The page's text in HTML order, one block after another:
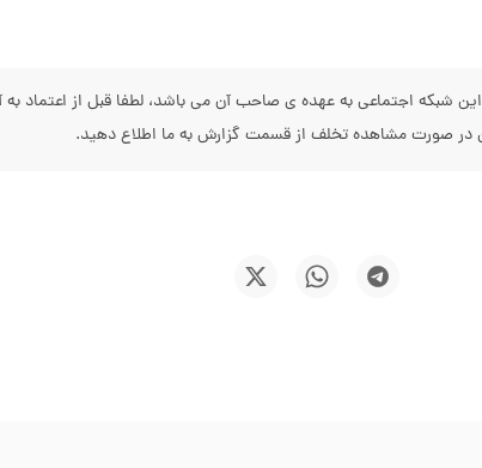
شبکه اجتماعی به عهده ی صاحب آن می باشد، لطفا قبل از اعتماد به
در صورت مشاهده تخلف از قسمت گزارش به ما اطلاع دهید.